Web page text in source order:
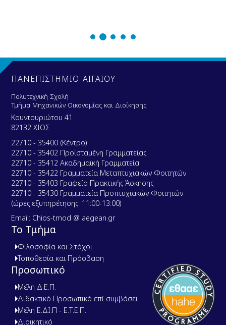
ΠΑΝΕΠΙΣΤΗΜΙΟ ΑΙΓΑΙΟΥ
Πολυτεχνική Σχολή
Τμήμα Μηχανικών Οικονομίας και Διοίκησης
Κουντουριώτου 41
82132 ΧΙΟΣ
22710 - 35400 (Κέντρο)
22710 - 35402 Προϊσταμένη Γραμματείας
22710 - 35412 Ακαδημαϊκή Γραμματεία
22710 - 35422 Γραμματεία Μεταπτυχιακών Φοιτητών
22710 - 35403 Γραφείο Πρακτικής Άσκησης
22710 - 35430 Γραμματεία Προπτυχιακών Φοιτητών
(ώρες εξυπηρέτησης: 11:00-13:00)
Email: Chios-tmod @ aegean.gr
Το Τμήμα
Φιλοσοφία και Στόχοι
Τοποθεσία και Πρόσβαση
Προσωπικό
Μέλη Δ.Ε.Π.
Διδακτικό Προσωπικό επί συμβάσει
Μέλη Ε.ΔΙ.Π - Ε.Τ.Ε.Π.
Διοικητικό